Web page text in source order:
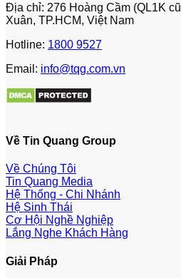
Địa chỉ: 276 Hoàng Cầm (QL1K
Xuân, TP.HCM, Việt Nam
Hotline: 1800 9527
Email: info@tqg.com.vn
Về Tin Quang Group
Về Chúng Tôi
Tin Quang Media
Hệ Thống - Chi Nhánh
Hệ Sinh Thái
Cơ Hội Nghề Nghiệp
Lắng Nghe Khách Hàng
Giải Pháp